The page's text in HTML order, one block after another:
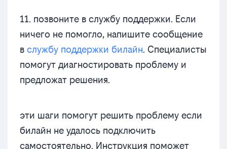
11. позвоните в службу поддержки. Если
ничего не помогло, напишите сообщение
в службу поддержки билайн. Специалисты
помогут диагностировать проблему и
предложат решения.
эти шаги помогут решить проблему если
билайн не удалось подключить
самостоятельно. Инструкция поможет